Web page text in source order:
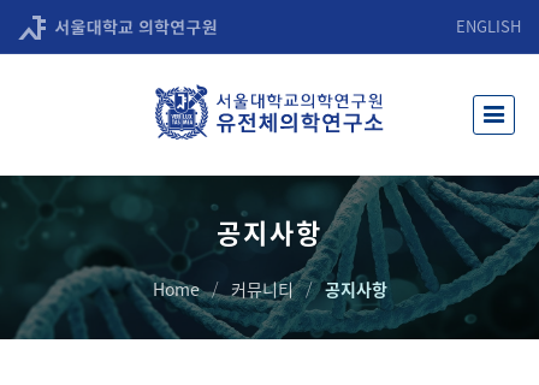
ENGLISH
공지사항
Home 커뮤니티 공지사항